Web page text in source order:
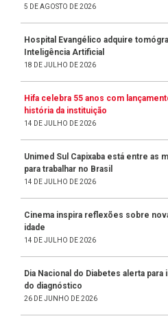
5 DE AGOSTO DE 2026
Hospital Evangélico adquire
Inteligência Artificial
18 DE JULHO DE 2026
Hifa celebra 55 anos com
história da instituição
14 DE JULHO DE 2026
Unimed Sul Capixaba está entre as
para trabalhar no Brasil
14 DE JULHO DE 2026
Cinema inspira reflexões sobre
idade
14 DE JULHO DE 2026
Dia Nacional do Diabetes alerta
do diagnóstico
26 DE JUNHO DE 2026